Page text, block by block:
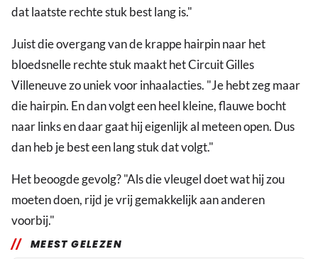
dat laatste rechte stuk best lang is."
Juist die overgang van de krappe hairpin naar het
bloedsnelle rechte stuk maakt het Circuit Gilles
Villeneuve zo uniek voor inhaalacties. "Je hebt zeg maar
die hairpin. En dan volgt een heel kleine, flauwe bocht
naar links en daar gaat hij eigenlijk al meteen open. Dus
dan heb je best een lang stuk dat volgt."
Het beoogde gevolg? "Als die vleugel doet wat hij zou
moeten doen, rijd je vrij gemakkelijk aan anderen
voorbij."
MEEST GELEZEN